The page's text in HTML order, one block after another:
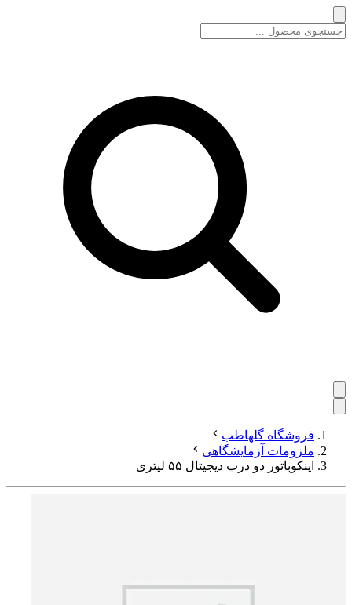
فروشگاه گلهاطب
ملزومات آزمایشگاهی
اینکوباتور دو درب دیجیتال ۵۵ لیتری